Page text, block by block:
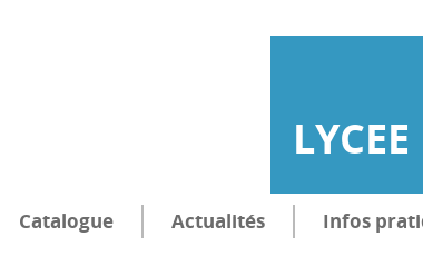
Catalogue Actualités Infos